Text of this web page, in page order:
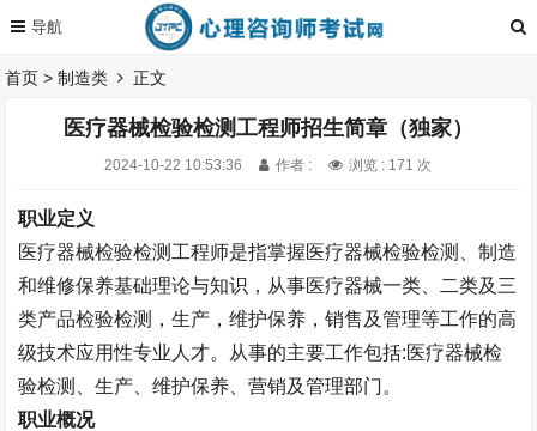
首页 >制造类 正文
医疗器械检验检测工程师招生简章（独家）
2024-10-22 10:53:36 作者 : 浏览 : 171 次
职业定义
医疗器械检验检测工程师是指掌握医疗器械检验检测、制造
和维修保养基础理论与知识，从事医疗器械一类、二类及三
类产品检验检测，生产，维护保养，销售及管理等工作的高
级技术应用性专业人才。从事的主要工作包括:医疗器械检
验检测、生产、维护保养、营销及管理部门。
职业概况